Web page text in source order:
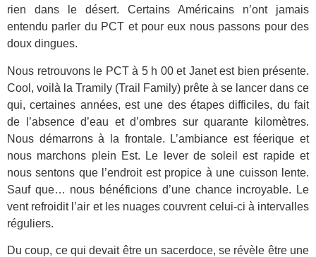
rien dans le désert. Certains Américains n’ont jamais
entendu parler du PCT et pour eux nous passons pour des
doux dingues.
Nous retrouvons le PCT à 5 h 00 et Janet est bien présente.
Cool, voilà la Tramily (Trail Family) prête à se lancer dans ce
qui, certaines années, est une des étapes difficiles, du fait
de l’absence d’eau et d’ombres sur quarante kilomètres.
Nous démarrons à la frontale. L’ambiance est féerique et
nous marchons plein Est. Le lever de soleil est rapide et
nous sentons que l’endroit est propice à une cuisson lente.
Sauf que… nous bénéficions d’une chance incroyable. Le
vent refroidit l’air et les nuages couvrent celui-ci à intervalles
réguliers.
Du coup, ce qui devait être un sacerdoce, se révèle être une